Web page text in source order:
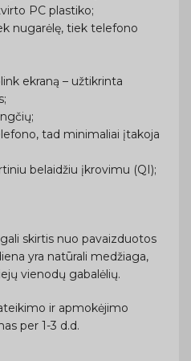
PC plastiko;
nugarėlę, tiek telefono
ekraną – užtikrinta
tad minimaliai įtakoja
belaidžiu įkrovimu (QI);
skirtis nuo pavaizduotos
yra natūrali medžiaga,
vienodų gabalėlių.
ir apmokėjimo
per 1-3 d.d.